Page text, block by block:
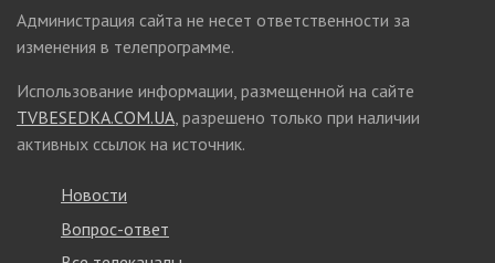
Администрация сайта не несет ответственности за
изменения в телепрограмме.
Использование информации, размещенной на сайте
TVBESEDKA.COM.UA , разрешено только при наличии
активных ссылок на источник.
Новости
Вопрос-ответ